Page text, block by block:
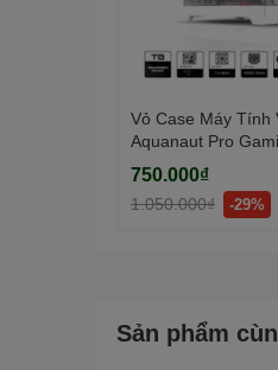
Vỏ Case Máy Tính
Aquanaut Pro
X7 Trắng (Dual
Cường Lực)
750.000₫
1.050.000₫ -29%
Sản phẩm